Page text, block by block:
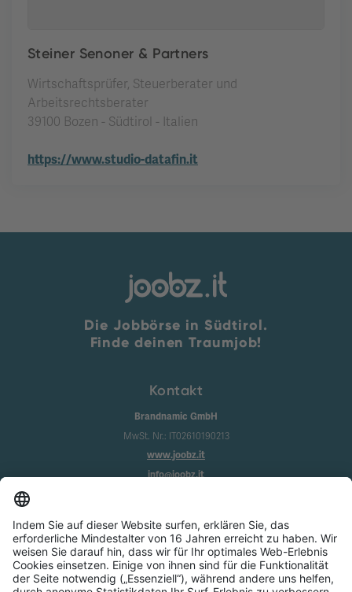
Steiner Senoner & Partners
Wirtschaftsprüfer, Steuerberater und
Arbeitsrechtsberater
39100 Bozen - Südtirol - Italien
https://www.studio-datafin.it
Die Jobbörse in Südtirol.
Finde deinen Traumjob!
Kontakt
Brandnamic GmbH
MwSt. Nr.: IT02610190213
www.joobz.it
info@joobz.it
Impressum
Datenschutz
AGB